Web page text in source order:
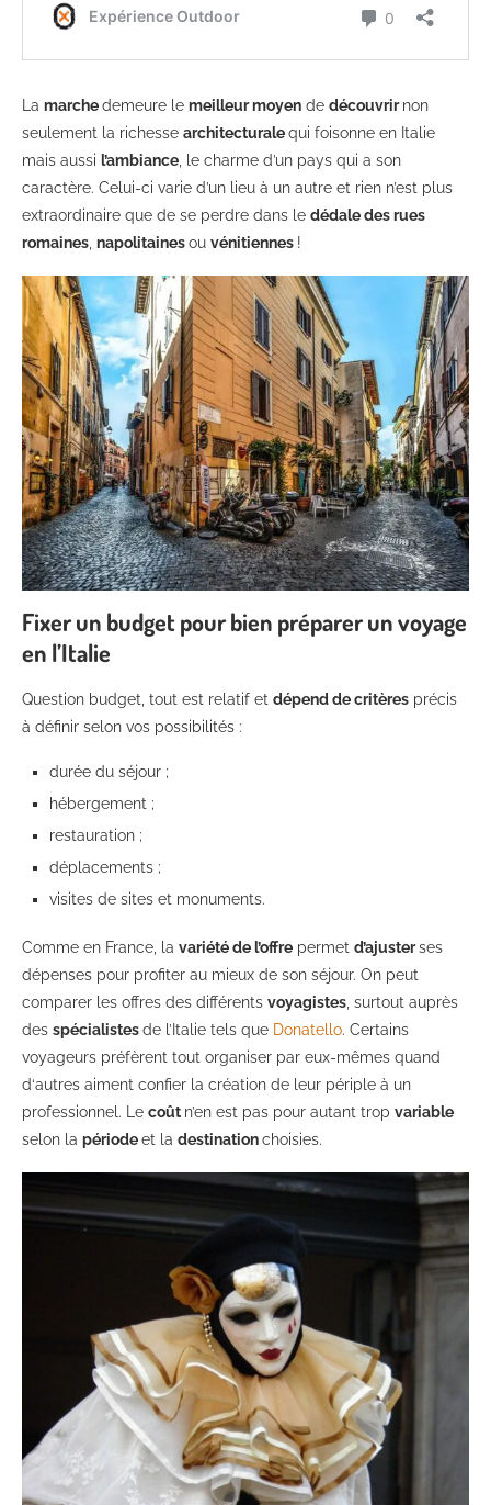
La marchedemeure le meilleur moyen de découvrirnon
seulement la richesse architecturalequi foisonne en Italie
mais aussi l’ambiance , le charme d’un pays qui a son
caractère. Celui-ci varie d’un lieu à un autre et rien n’est plus
extraordinaire que de se perdre dans le dédale des rues
romaines napolitainesou vénitiennes !
Fixer un budget pour bien préparer un voyage
en l’Italie
Question budget, tout est relatif et dépend de critères précis
à définir selon vos possibilités :
durée du séjour ;
hébergement ;
restauration ;
déplacements ;
visites de sites et monuments.
Comme en France, la variété de l’offre permet d’ajusterses
dépenses pour profiter au mieux de son séjour. On peut
comparer les offres des différents voyagistes , surtout auprès
des spécialistesde l’Italie tels que Donatello. Certains
voyageurs préfèrent tout organiser par eux-mêmes quand
d‘autres aiment confier la création de leur périple à un
professionnel. Le coût n’en est pas pour autant trop variable
selon la périodeet la destinationchoisies.